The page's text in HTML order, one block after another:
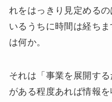
れをはっきり見定める
いるうちに時間は経ち
は何か。
それは「事業を展開す
がある程度あれば情報